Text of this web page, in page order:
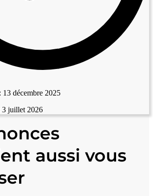
13 décembre 2025
3 juillet 2026
aussi vous